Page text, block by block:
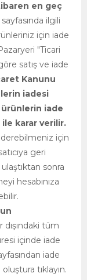
en geç
sayfasında ilgili
için iade
"Ticari
satış ve iade
Kanunu
iadesi
ürünlerin iade
karar verilir.
için
geri
sonra
hesabınıza
dışındaki tüm
içinde iade
iade
tıklayın.